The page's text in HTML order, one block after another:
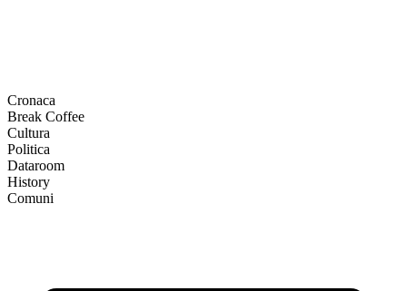
Cronaca
Break Coffee
Cultura
Politica
Dataroom
History
Comuni